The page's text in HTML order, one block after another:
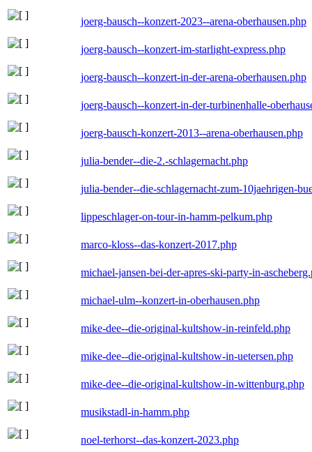
joerg-bausch--konzert-2023--arena-oberhausen.php
joerg-bausch--konzert-im-starlight-express.php
joerg-bausch--konzert-in-der-arena-oberhausen.php
joerg-bausch--konzert-in-der-turbinenhalle-
joerg-bausch-konzert-2013--arena-oberhausen.php
julia-bender--die-2.-schlagernacht.php
julia-bender--die-schlagernacht-zum-10jaehrigen-
lippeschlager-on-tour-in-hamm-pelkum.php
marco-kloss--das-konzert-2017.php
michael-jansen-bei-der-apres-ski-party-in-
michael-ulm--konzert-in-oberhausen.php
mike-dee--die-original-kultshow-in-reinfeld.php
mike-dee--die-original-kultshow-in-uetersen.php
mike-dee--die-original-kultshow-in-wittenburg.php
musikstadl-in-hamm.php
noel-terhorst--das-konzert-2023.php